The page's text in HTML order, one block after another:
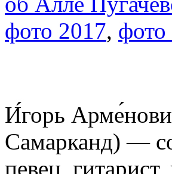
фото 2017, фото
И́горь
Самарканд) —
певец,